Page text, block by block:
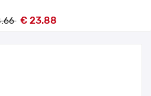
€ 23.88